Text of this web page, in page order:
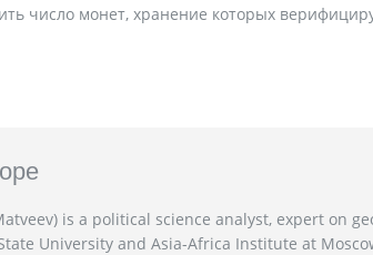
число монет, хранение которых
is a political science analyst, expert on
University and Asia-Africa Institute at